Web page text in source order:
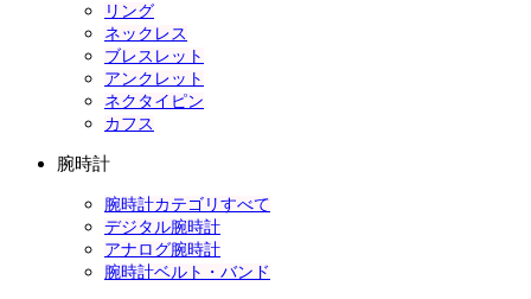
リング
ネックレス
ブレスレット
アンクレット
ネクタイピン
カフス
腕時計
腕時計カテゴリすべて
デジタル腕時計
アナログ腕時計
腕時計ベルト・バンド